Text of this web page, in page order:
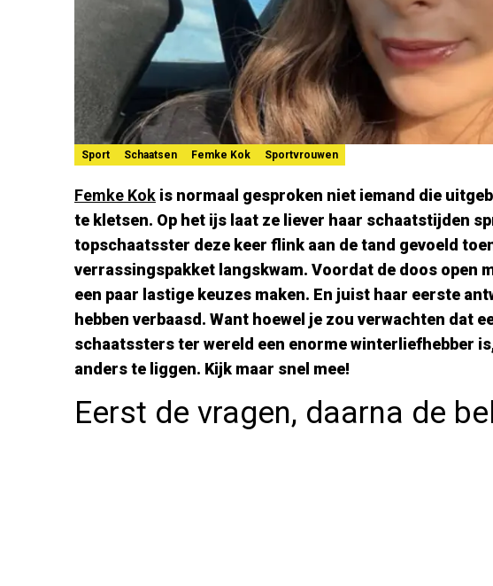
Sport Schaatsen Femke Kok Sportvrouwen
Femke Kok is normaal gesproken niet iemand die
te kletsen. Op het ijs laat ze liever haar schaatstijden
topschaatsster deze keer flink aan de tand gevoeld
verrassingspakket langskwam. Voordat de doos open
een paar lastige keuzes maken. En juist haar eerste
hebben verbaasd. Want hoewel je zou verwachten dat
schaatssters ter wereld een enorme winterliefhebber
anders te liggen. Kijk maar snel mee!
Eerst de vragen, daarna de